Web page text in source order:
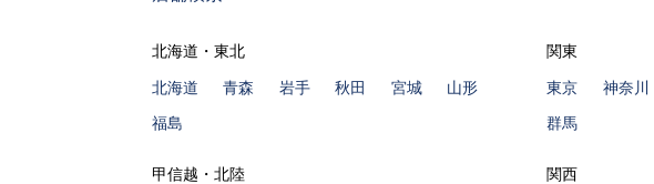
北海道・東北
北海道 青森 岩手 秋田 宮城 山形
福島
関東
東京 神奈川
群馬
甲信越・北陸 関西